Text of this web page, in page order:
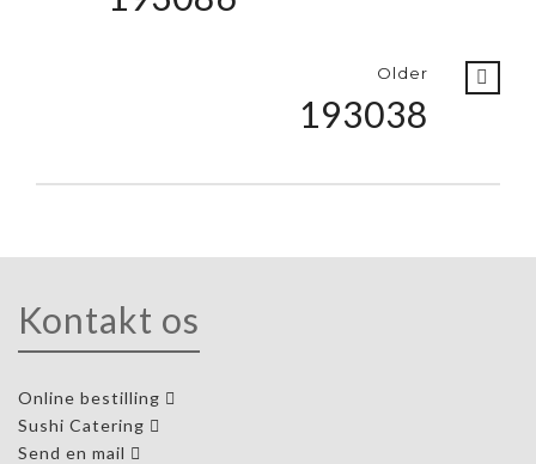
Older
193038
Kontakt os
Online bestilling
Sushi Catering
Send en mail